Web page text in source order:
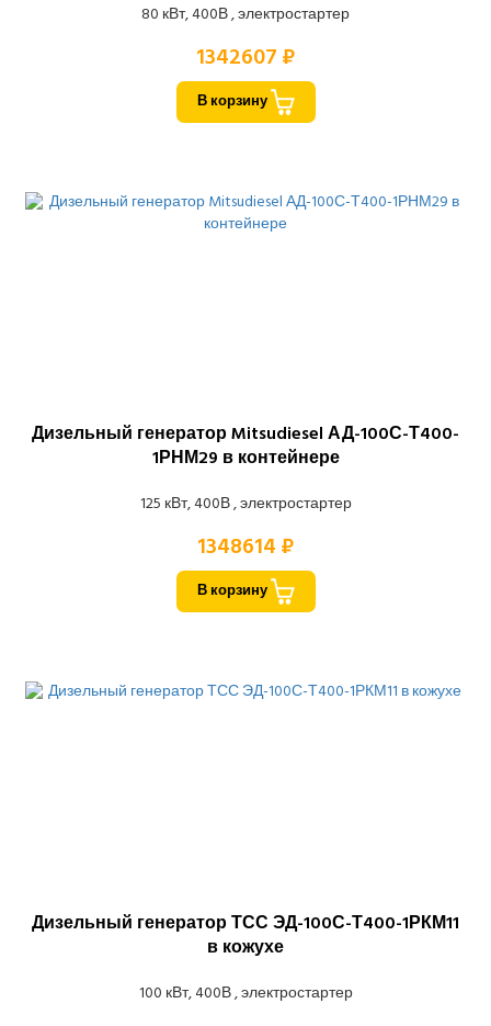
80 кВт, 400В , электростартер
1342607 ₽
В корзину
Дизельный генератор Mitsudiesel АД-100С-Т400-
1РНМ29 в контейнере
125 кВт, 400В , электростартер
1348614 ₽
В корзину
Дизельный генератор ТСС ЭД-100С-Т400-1РКМ11
в кожухе
100 кВт, 400В , электростартер